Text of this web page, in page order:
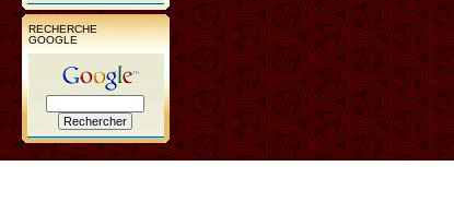
RECHERCHE
GOOGLE